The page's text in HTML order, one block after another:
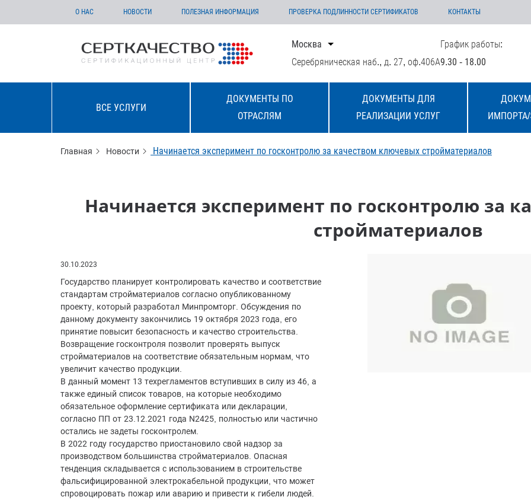
О НАС НОВОСТИ ПОЛЕЗНАЯ ИНФОРМАЦИЯ ПРОВЕРКА ПОДЛИННОСТИ СЕРТИФИКАТОВ КОНТАКТЫ
Москва
Серебряническая наб., д. 27, оф.406А
График работы:
9.30 - 18.00
ВСЕ УСЛУГИ
ДОКУМЕНТЫ ПО
ОТРАСЛЯМ
ДОКУМЕНТЫ ДЛЯ
РЕАЛИЗАЦИИ УСЛУГ
Главная Новости Начинается эксперимент по госконтролю за качеством ключевых стройматериалов
Начинается эксперимент по госконтролю за
стройматериалов
30.10.2023
Государство планирует контролировать качество и соответствие
стандартам стройматериалов согласно опубликованному
проекту, который разработал Минпромторг. Обсуждения по
данному документу закончились 19 октября 2023 года, его
принятие повысит безопасность и качество строительства.
Возвращение госконтроля позволит проверять выпуск
стройматериалов на соответствие обязательным нормам, что
увеличит качество продукции.
В данный момент 13 техрегламентов вступивших в силу из 46, а
также единый список товаров, на которые необходимо
обязательное оформление сертификата или декларации,
согласно ПП от 23.12.2021 года N2425, полностью или частично
остались не задеты госконтролем.
В 2022 году государство приостановило свой надзор за
производством большинства стройматериалов. Опасная
тенденция складывается с использованием в строительстве
фальсифицированной электрокабельной продукции, что может
спровоцировать пожар или аварию и привести к гибели людей.